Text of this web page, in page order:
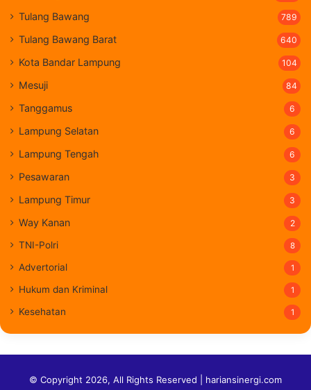
Tulang Bawang 789
Tulang Bawang Barat 640
Kota Bandar Lampung 104
Mesuji 84
Tanggamus 6
Lampung Selatan 6
Lampung Tengah 6
Pesawaran 3
Lampung Timur 3
Way Kanan 2
TNI-Polri 8
Advertorial 1
Hukum dan Kriminal 1
Kesehatan 1
© Copyright 2026, All Rights Reserved | hariansinergi.com